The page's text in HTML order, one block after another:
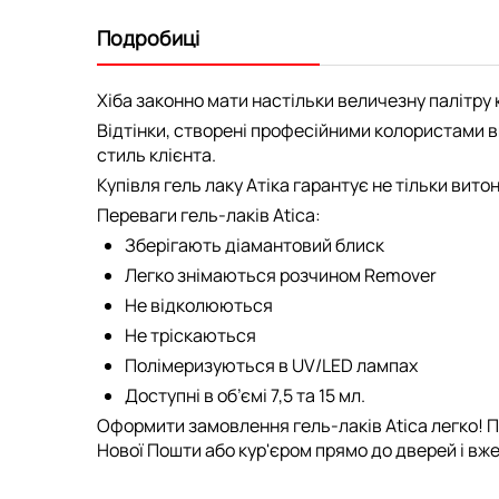
Подробиці
Хіба законно мати настільки величезну
Відтінки, створені професійними колористами
стиль клієнта.
Купівля гель лаку Атіка гарантує не тільки
Переваги гель-лаків Atica:
Зберігають діамантовий блиск
Легко знімаються розчином Remover
Не відколюються
Не тріскаються
Полімеризуються в UV/LED лампах
Доступні в об’ємі 7,5 та 15 мл.
Оформити замовлення гель-лаків Atica легко!
Нової Пошти або кур'єром прямо до дверей і вже